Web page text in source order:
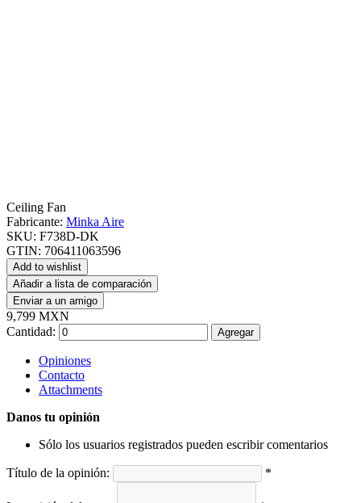
Ceiling Fan
Fabricante: Minka Aire
SKU: F738D-DK
GTIN: 706411063596
Add to wishlist
Añadir a lista de comparación
Enviar a un amigo
9,799 MXN
Cantidad:
Agregar
Opiniones
Contacto
Attachments
Danos tu opinión
Sólo los usuarios registrados pueden escribir comentarios
Título de la opinión: *